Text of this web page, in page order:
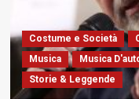
Costume e Società
Musica
Musica
Storie & Leggende